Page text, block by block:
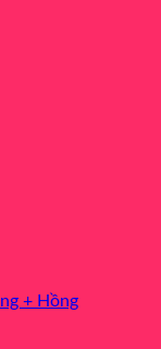
+ Hồng